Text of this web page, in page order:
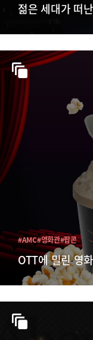
젊은 세대가 떠
OTT에 밀린 영
#AMC#영화관#팝콘